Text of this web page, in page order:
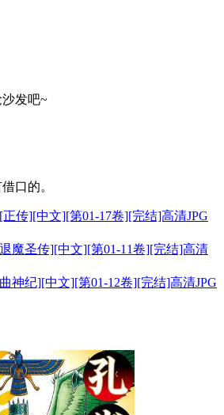
发吧~
口的。
传][中文][第01-17卷][完结]高清JPG
魔圣传][中文][第01-11卷][完结]高清
神纪][中文][第01-12卷][完结]高清JPG